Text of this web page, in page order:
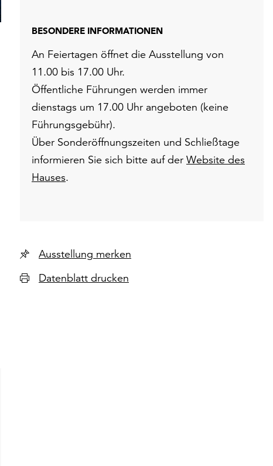
BESONDERE INFORMATIONEN
An Feiertagen öffnet die Ausstellung von
11.00 bis 17.00 Uhr.
Öffentliche Führungen werden immer
dienstags um 17.00 Uhr angeboten (keine
Führungsgebühr).
Über Sonderöffnungszeiten und Schließtage
informieren Sie sich bitte auf der Website des
Hauses.
Ausstellung merken
Datenblatt drucken